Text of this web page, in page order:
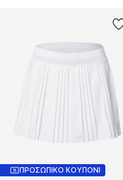
ΠΡΟΣΩΠΙΚΟ ΚΟΥΠΟΝΙ